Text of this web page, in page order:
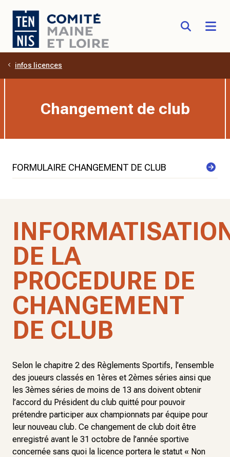
Aller au contenu principal
infos licences
Changement de club
FORMULAIRE CHANGEMENT DE CLUB
DE LA
PROCEDURE DE
CHANGEMENT
DE CLUB
Selon le chapitre 2 des Règlements Sportifs, l’ensemble
des joueurs classés en 1ères et 2èmes séries ainsi que
les 3èmes séries de moins de 13 ans doivent obtenir
l’accord du Président du club quitté pour pouvoir
prétendre participer aux championnats par équipe pour
leur nouveau club. Ce changement de club doit être
enregistré avant le 31 octobre de l’année sportive
concernée sans quoi la licence portera le statut « Non